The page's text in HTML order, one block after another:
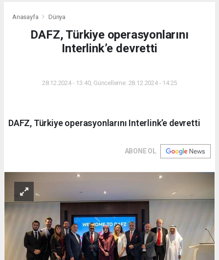
Anasayfa Dünya
DAFZ, Türkiye operasyonlarını
Interlink’e devretti
28.12.2024 - 13:40, Güncelleme: 28.12.2024 - 14:25
DAFZ, Türkiye operasyonlarını Interlink’e devretti
ABONE OL